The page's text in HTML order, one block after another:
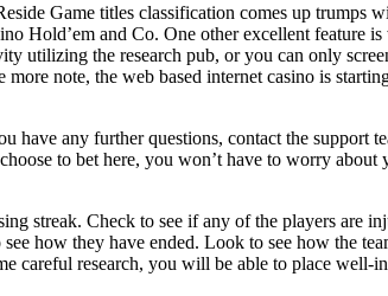
Game titles classification comes up trumps
Hold’em and Co. One other excellent feature
utilizing the research pub, or you can only
note, the web based internet casino is
any further questions, contact the support
to bet here, you won’t have to worry
streak. Check to see if any of the players are
how they have ended. Look to see how the
research, you will be able to place well-